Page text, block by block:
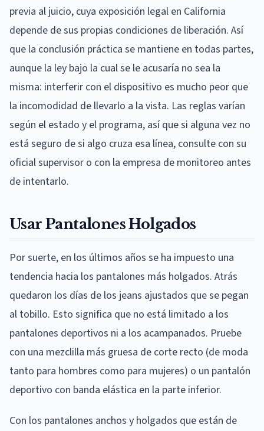
previa al juicio, cuya exposición legal en California
depende de sus propias condiciones de liberación. Así
que la conclusión práctica se mantiene en todas partes,
aunque la ley bajo la cual se le acusaría no sea la
misma: interferir con el dispositivo es mucho peor que
la incomodidad de llevarlo a la vista. Las reglas varían
según el estado y el programa, así que si alguna vez no
está seguro de si algo cruza esa línea, consulte con su
oficial supervisor o con la empresa de monitoreo antes
de intentarlo.
Usar Pantalones Holgados
Por suerte, en los últimos años se ha impuesto una
tendencia hacia los pantalones más holgados. Atrás
quedaron los días de los jeans ajustados que se pegan
al tobillo. Esto significa que no está limitado a los
pantalones deportivos ni a los acampanados. Pruebe
con una mezclilla más gruesa de corte recto (de moda
tanto para hombres como para mujeres) o un pantalón
deportivo con banda elástica en la parte inferior.
Con los pantalones anchos y holgados que están de